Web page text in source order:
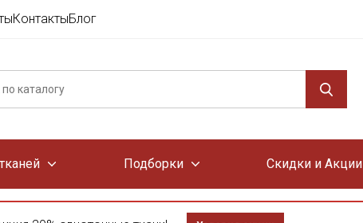
КонтактыБлог
Подборки Скидки и Акции